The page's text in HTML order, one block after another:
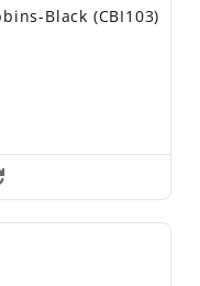
Black (CBI103)